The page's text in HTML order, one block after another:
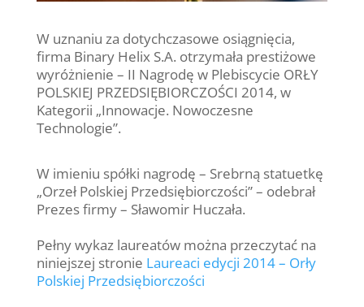
W uznaniu za dotychczasowe osiągnięcia,
firma Binary Helix S.A. otrzymała prestiżowe
wyróżnienie – II Nagrodę w Plebiscycie ORŁY
POLSKIEJ PRZEDSIĘBIORCZOŚCI 2014, w
Kategorii „Innowacje. Nowoczesne
Technologie”.
W imieniu spółki nagrodę – Srebrną statuetkę
„Orzeł Polskiej Przedsiębiorczości” – odebrał
Prezes firmy – Sławomir Huczała.
Pełny wykaz laureatów można przeczytać na
niniejszej stronie Laureaci edycji 2014 – Orły
Polskiej Przedsiębiorczości